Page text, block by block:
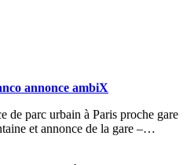
annonce ambiX
de parc urbain à Paris proche gare
et annonce de la gare –…